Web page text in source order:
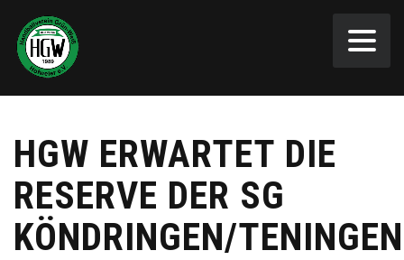
HGW ERWARTET DIE
RESERVE DER SG
KÖNDRINGEN/TENINGEN